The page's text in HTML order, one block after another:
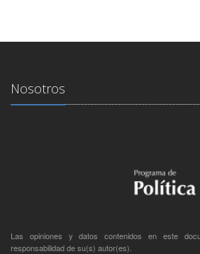
Nosotros
Las opiniones y datos contenidos en este
responsabilidad de su(s) autor(es).